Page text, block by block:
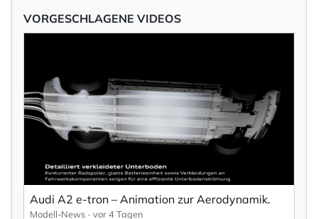
VORGESCHLAGENE VIDEOS
Audi A2 e-tron – Animation zur Aerodynamik.
Modell-News vor 4 Tagen